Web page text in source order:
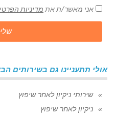
אני מאשר/ת את מדיניות
אולי תתעניינו גם בשירותים
שירותי ניקיון לאחר שיפוץ
ניקיון לאחר שיפוץ